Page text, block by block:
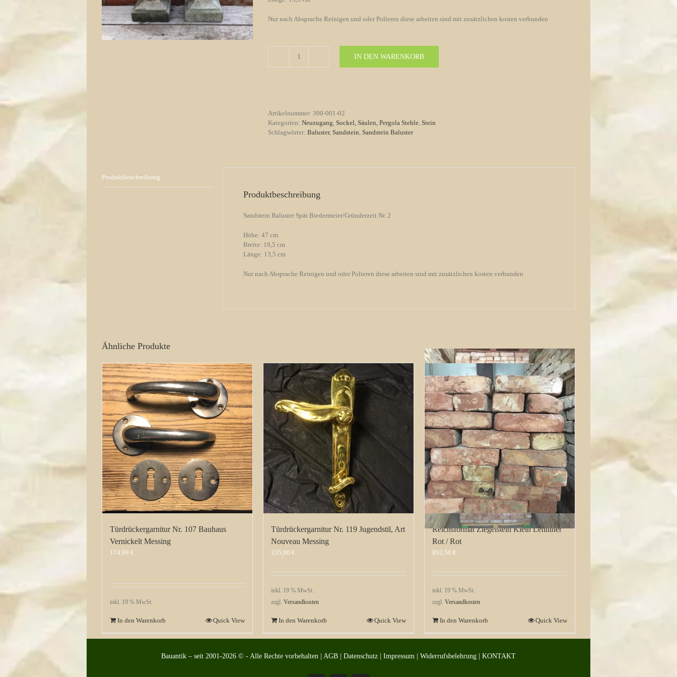
Nur nach Absprache Reinigen und oder Polieren diese arbeiten sind mit zusätzlichen kosten verbunden
Steinguss
IN DEN WARENKORB
Artikelnummer: 300-001-02
Kategorien: Neuzugang Sockel, Säulen, Pergola Stehle Stein
Schlagwörter: Baluster, Sandstein Sandstein Baluster
Produktbeschreibung
Produktbeschreibung
Sandstein Baluster Spät Biedermeier/Gründerzeit Nr. 2
Höhe: 47 cm
Breite: 19,5 cm
Länge: 13,5 cm
Nur nach Absprache Reinigen und oder Polieren diese arbeiten sind mit zusätzlichen kosten verbunden
Ähnliche Produkte
Türdrückergarnitur Nr. 107 Bauhaus
Vernickelt Messing
174,99 €
inkl. 19 % MwSt.
In den Warenkorb Quick View
Türdrückergarnitur Nr. 119 Jugendstil, Art
Nouveau Messing
235,00 €
inkl. 19 % MwSt.
zzgl. Versandkosten
In den Warenkorb Quick View
Reichsformat Ziegelstein Klein Lehniner
Rot / Rot
892,50 €
inkl. 19 % MwSt.
zzgl. Versandkosten
In den Warenkorb Quick View
Bauantik – seit 2001-2026 © - Alle Rechte vorbehalten | AGB | Datenschutz | Impressum | Widerrufsbelehrung | KONTAKT